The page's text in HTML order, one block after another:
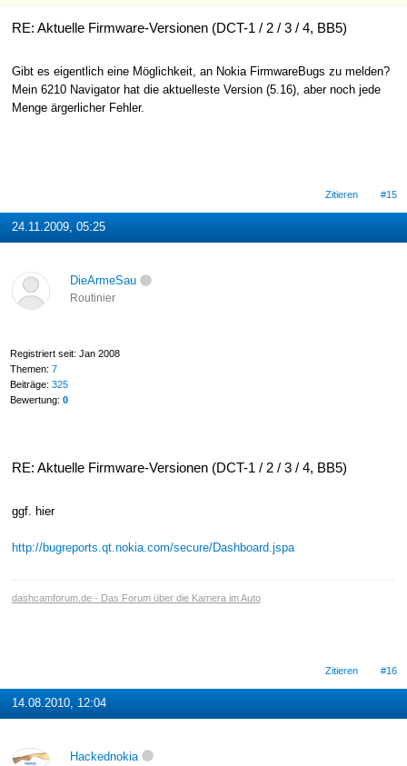
RE: Aktuelle Firmware-Versionen (DCT-1 / 2 / 3 / 4, BB5)
Gibt es eigentlich eine Möglichkeit, an Nokia FirmwareBugs zu melden?
Mein 6210 Navigator hat die aktuelleste Version (5.16), aber noch jede
Menge ärgerlicher Fehler.
Zitieren #15
24.11.2009, 05:25
DieArmeSau
Routinier
Registriert seit: Jan 2008
Themen: 7
Beiträge: 325
Bewertung: 0
RE: Aktuelle Firmware-Versionen (DCT-1 / 2 / 3 / 4, BB5)
ggf. hier
http://bugreports.qt.nokia.com/secure/Dashboard.jspa
dashcamforum.de - Das Forum über die Kamera im Auto
Zitieren #16
14.08.2010, 12:04
Hackednokia